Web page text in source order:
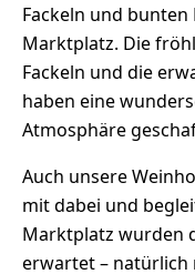
Fackeln und
Marktplatz. Die
Fackeln und die
haben eine
Atmosphäre
Auch unsere
mit dabei und
Marktplatz wurden
erwartet – natürlich